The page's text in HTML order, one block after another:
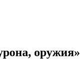
оружия»